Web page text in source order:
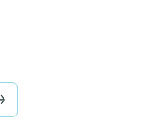
Next page